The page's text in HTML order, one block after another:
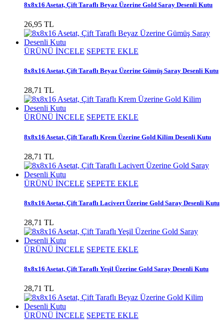
8x8x16 Asetat, Çift Taraflı Beyaz Üzerine Gold Saray Desenli Kutu
26,95 TL
ÜRÜNÜ İNCELE SEPETE EKLE
8x8x16 Asetat, Çift Taraflı Beyaz Üzerine Gümüş Saray Desenli Kutu
28,71 TL
ÜRÜNÜ İNCELE SEPETE EKLE
8x8x16 Asetat, Çift Taraflı Krem Üzerine Gold Kilim Desenli Kutu
28,71 TL
ÜRÜNÜ İNCELE SEPETE EKLE
8x8x16 Asetat, Çift Taraflı Lacivert Üzerine Gold Saray Desenli Kutu
28,71 TL
ÜRÜNÜ İNCELE SEPETE EKLE
8x8x16 Asetat, Çift Taraflı Yeşil Üzerine Gold Saray Desenli Kutu
28,71 TL
ÜRÜNÜ İNCELE SEPETE EKLE